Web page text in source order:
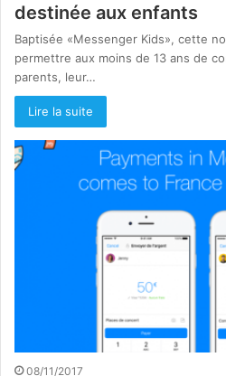
destinée aux enfants
Baptisée «Messenger Kids», cette
permettre aux moins de 13 ans de
parents, leur…
Lire la suite
08/11/2017